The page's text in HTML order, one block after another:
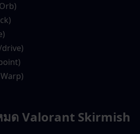
drive)
มด Valorant Skirmish